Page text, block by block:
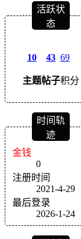
活跃状
态
10
主题
43
帖子
69
积分
时间轨
迹
金钱
0
注册时间
2021-4-29
最后登录
2026-1-24